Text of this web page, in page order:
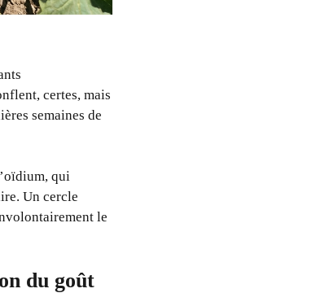
certes, mais
semaines de
qui
Un cercle
le
du goût